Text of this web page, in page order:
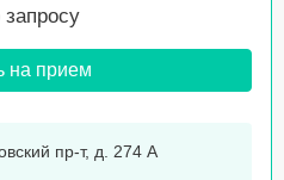
запросу
на прием
пр-т, д. 274 А